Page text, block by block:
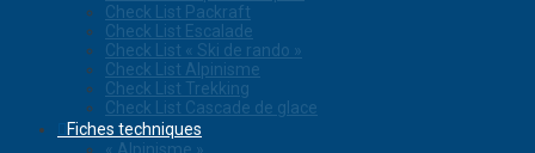
Check List Packraft
Check List Escalade
Check List « Ski de rando »
Check List Alpinisme
Check List Trekking
Check List Cascade de glace
Fiches techniques